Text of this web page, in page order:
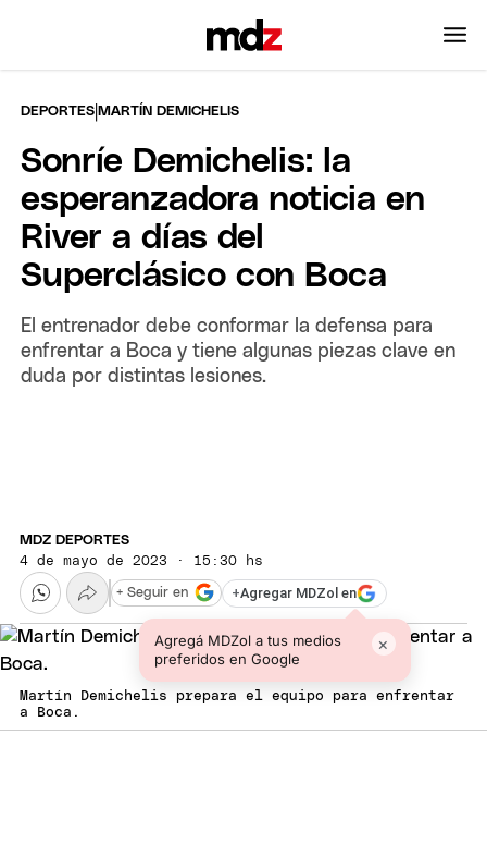
DEPORTES |MARTÍN DEMICHELIS
Sonríe Demichelis: la
esperanzadora noticia en
River a días del
Superclásico con Boca
El entrenador debe conformar la defensa para
enfrentar a Boca y tiene algunas piezas clave en
duda por distintas lesiones.
MDZ DEPORTES
4 de mayo de 2023 · 15:30 hs
+Agregar MDZol en
Agregá MDZol a tus medios
preferidos en Google
×
+ Seguir en
Martín Demichelis prepara el equipo para enfrentar
a Boca.